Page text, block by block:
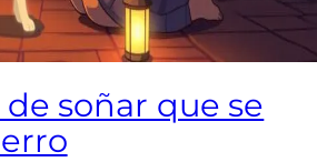
soñar que se